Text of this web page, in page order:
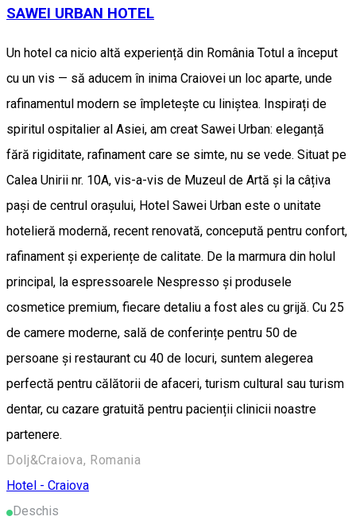
SAWEI URBAN HOTEL
Un hotel ca nicio altă experiență din România Totul a început
cu un vis — să aducem în inima Craiovei un loc aparte, unde
rafinamentul modern se împletește cu liniștea. Inspirați de
spiritul ospitalier al Asiei, am creat Sawei Urban: eleganță
fără rigiditate, rafinament care se simte, nu se vede. Situat pe
Calea Unirii nr. 10A, vis-a-vis de Muzeul de Artă și la câțiva
pași de centrul orașului, Hotel Sawei Urban este o unitate
hotelieră modernă, recent renovată, concepută pentru confort,
rafinament și experiențe de calitate. De la marmura din holul
principal, la espressoarele Nespresso și produsele
cosmetice premium, fiecare detaliu a fost ales cu grijă. Cu 25
de camere moderne, sală de conferințe pentru 50 de
persoane și restaurant cu 40 de locuri, suntem alegerea
perfectă pentru călătorii de afaceri, turism cultural sau turism
dentar, cu cazare gratuită pentru pacienții clinicii noastre
partenere.
Dolj&Craiova, Romania
Hotel - Craiova
Deschis